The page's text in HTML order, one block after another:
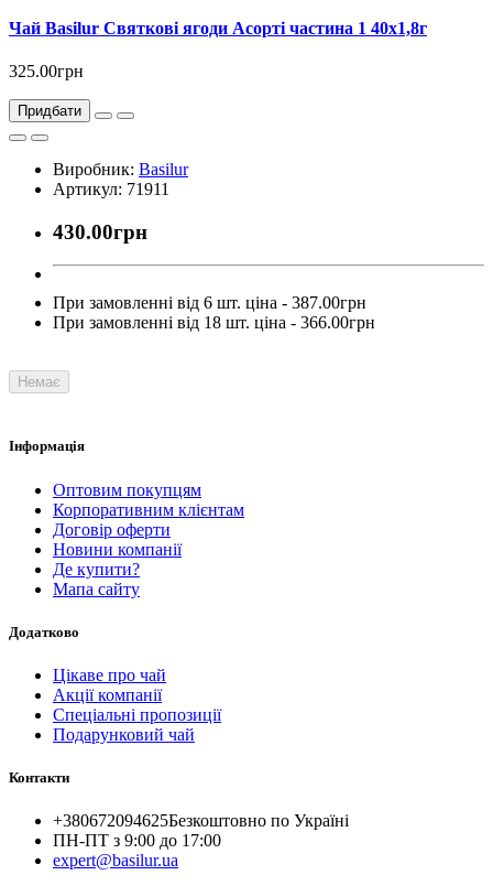
Чай Basilur Святкові ягоди Асорті частина 1 40х1,8г
325.00грн
Придбати
Виробник: Basilur
Артикул: 71911
430.00грн
При замовленні від 6 шт. ціна - 387.00грн
При замовленні від 18 шт. ціна - 366.00грн
Немає
Інформація
Оптовим покупцям
Корпоративним клієнтам
Договір оферти
Новини компанії
Де купити?
Мапа сайту
Додатково
Цікаве про чай
Акції компанії
Спеціальні пропозиції
Подарунковий чай
Контакти
+380672094625Безкоштовно по Україні
ПН-ПТ з 9:00 до 17:00
expert@basilur.ua